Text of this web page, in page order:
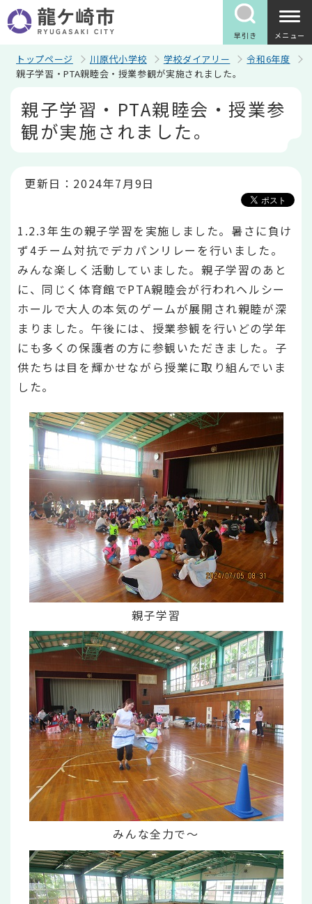
の
ペ
早引き メニュー
トップページ 川原代小学校 学校ダイアリー
令和6年度
親子学習・PTA親睦会・授業参観が実施されました。
親子学習・PTA親睦会・授業参
観が実施されました。
更新日：2024年7月9日
1.2.3年生の親子学習を実施しました。暑さに負け
ず4チーム対抗でデカパンリレーを行いました。
みんな楽しく活動していました。親子学習のあと
に、同じく体育館でPTA親睦会が行われヘルシー
ホールで大人の本気のゲームが展開され親睦が深
まりました。午後には、授業参観を行いどの学年
にも多くの保護者の方に参観いただきました。子
供たちは目を輝かせながら授業に取り組んでいま
した。
親子学習
みんな全力で～